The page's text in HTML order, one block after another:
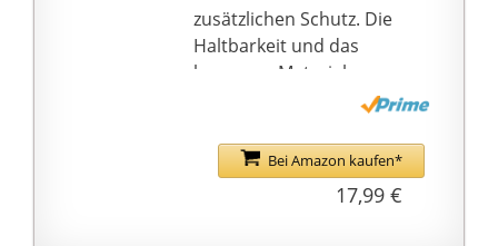
zusätzlichen Schutz. Die
Haltbarkeit und das
bequeme Material
bieten einen weichen
Handschuhe: 3 Finger
können den Bildschirm
Bei Amazon kaufen*
17,99 €